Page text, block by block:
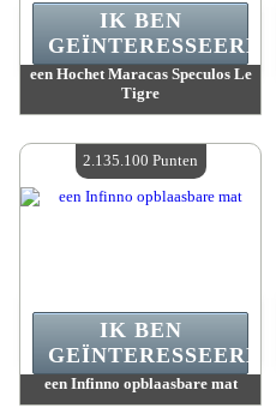
een Hochet Maracas Speculos Le
Tigre
Beschikbare hoeveelheid :4
IK BEN
GEÏNTERESSEERD.
een Infinno opblaasbare mat
IK BEN
GEÏNTERESSEERD.
2.135.100 Punten